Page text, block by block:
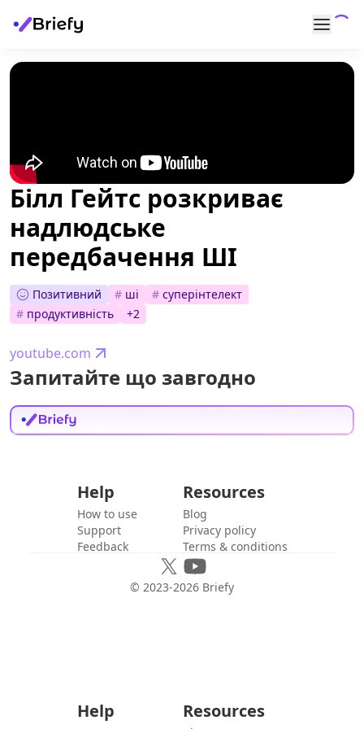
Білл Гейтс розкриває
надлюдське
передбачення ШІ
Позитивний # ші # суперінтелект
# продуктивність +2
youtube.com
Запитайте що завгодно
Help
How to use
Support
Feedback
Resources
Blog
Privacy policy
Terms & conditions
© 2023-2026 Briefy
Help Resources